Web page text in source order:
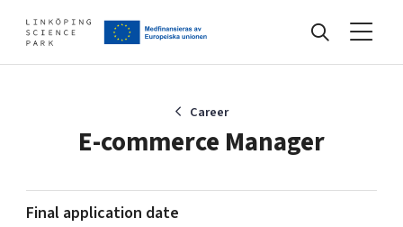
Career
E-commerce Manager
Final application date